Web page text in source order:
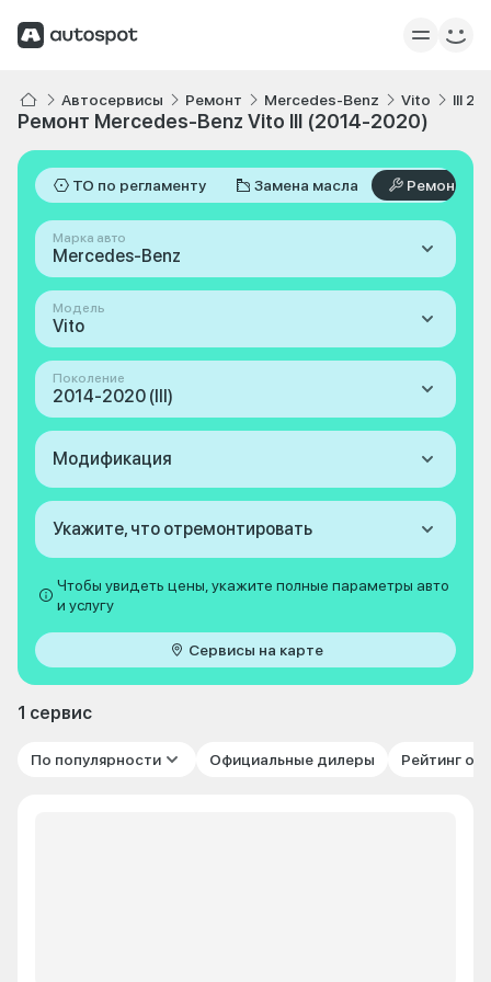
Автосервисы Ремонт Mercedes-Benz Vito III
Ремонт Mercedes-Benz Vito III (2014-2020)
ТО по регламенту Замена масла Ремонт
Марка авто
Mercedes-Benz
Модель
Vito
Поколение
2014-2020 (III)
Модификация
Укажите, что отремонтировать
Чтобы увидеть цены, укажите полные параметры авто
и услугу
Сервисы на карте
1 сервис
По популярности Официальные дилеры Рейтинг